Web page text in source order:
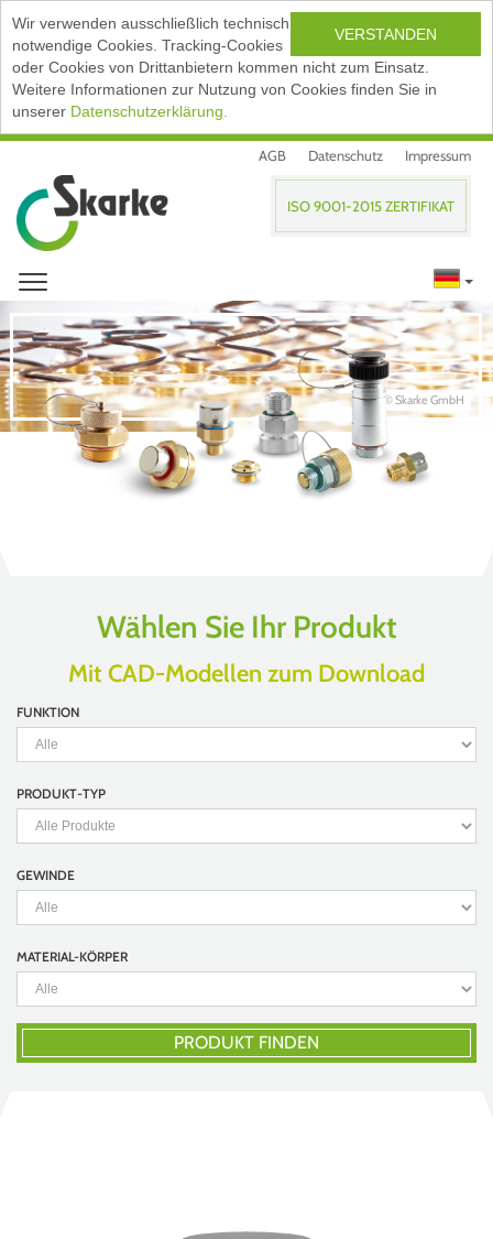
VERSTANDEN
Wir verwenden ausschließlich technisch
notwendige Cookies. Tracking-Cookies
oder Cookies von Drittanbietern kommen nicht zum Einsatz.
Weitere Informationen zur Nutzung von Cookies finden Sie in
unserer Datenschutzerklärung.
AGB Datenschutz Impressum
ISO 9001-2015 ZERTIFIKAT
© Skarke GmbH
Wählen Sie Ihr Produkt
Mit CAD-Modellen zum Download
FUNKTION
PRODUKT-TYP
GEWINDE
MATERIAL-KÖRPER
PRODUKT FINDEN